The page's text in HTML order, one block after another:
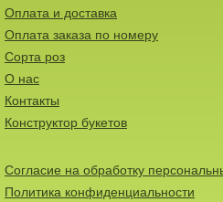
Оплата и доставка
Оплата заказа по номеру
Сорта роз
О нас
Контакты
Конструктор букетов
Согласие на обработку
Политика конфиденциальности